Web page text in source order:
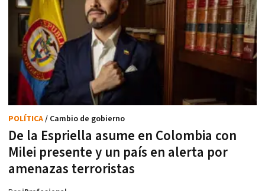
De la Espriella asume en Colombia con
Milei presente y un país en alerta por
amenazas terroristas
POLÍTICA/ Cambio de gobierno